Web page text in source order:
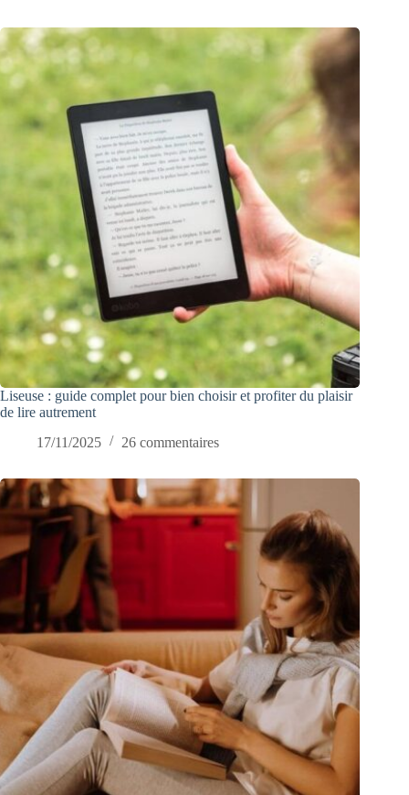
Liseuse : guide complet pour bien choisir et profiter du plaisir
de lire autrement
17/11/2025
26 commentaires